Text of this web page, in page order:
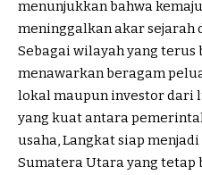
menunjukkan bahwa
meninggalkan akar sejarah
Sebagai wilayah yang
menawarkan beragam
lokal maupun investor dari
yang kuat antara
usaha, Langkat siap
Sumatera Utara yang